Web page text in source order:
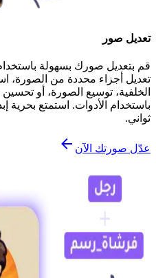
تعديل صور
قم بتعديل صورك بسهولة
تعديل أجزاء محددة من الصورة،
الخلفية، توسيع الصورة، أو
باستخدام الأدوات. استمتع بحرية
ثواني.
عدّل صورتك الآن